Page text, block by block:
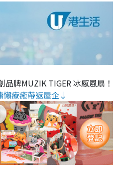
品牌MUZIK TIGER 冰感風扇！
懶療癒帶返屋企↓